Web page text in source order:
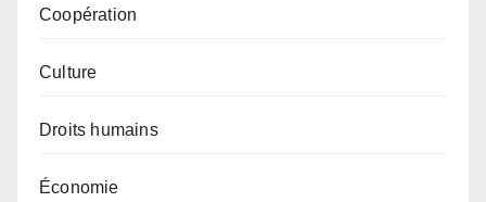
Coopération
Culture
Droits humains
Économie